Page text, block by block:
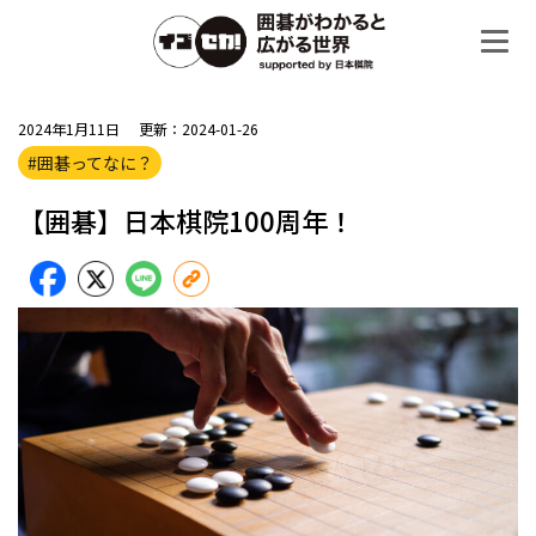
2024年1月11日 更新：2024-01-26
#囲碁ってなに？
【囲碁】日本棋院100周年！